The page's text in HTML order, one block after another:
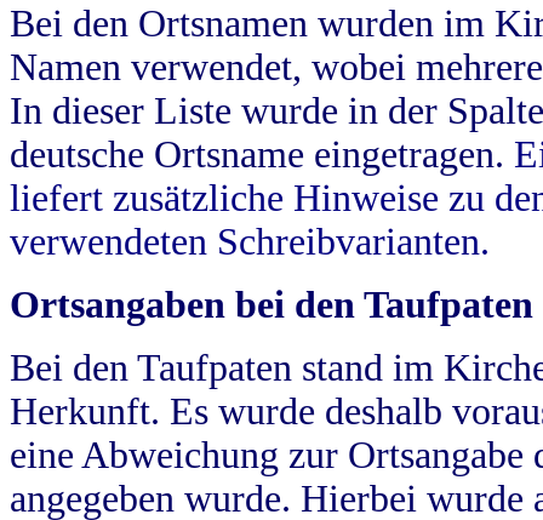
Bei den Ortsnamen wurden im
Namen verwendet, wobei
In dieser Liste wurde in der
deutsche Ortsname eingetragen.
liefert zusätzliche Hinweise zu
verwendeten Schreibvarianten.
Ortsangaben bei den Taufpaten
Bei den Taufpaten stand im
Herkunft. Es wurde deshalb
eine Abweichung zur
angegeben wurde. Hierbei wurde